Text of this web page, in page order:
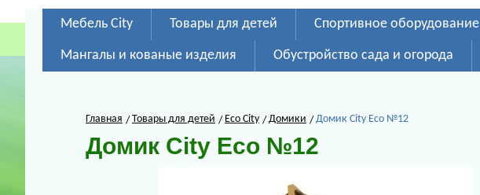
Мебель City Товары для детей Спортивное оборудование
Мангалы и кованые изделия Обустройство сада и огорода
Главная Товары для детей Eco City Домики Домик City Eco №12
Домик City Eco №12